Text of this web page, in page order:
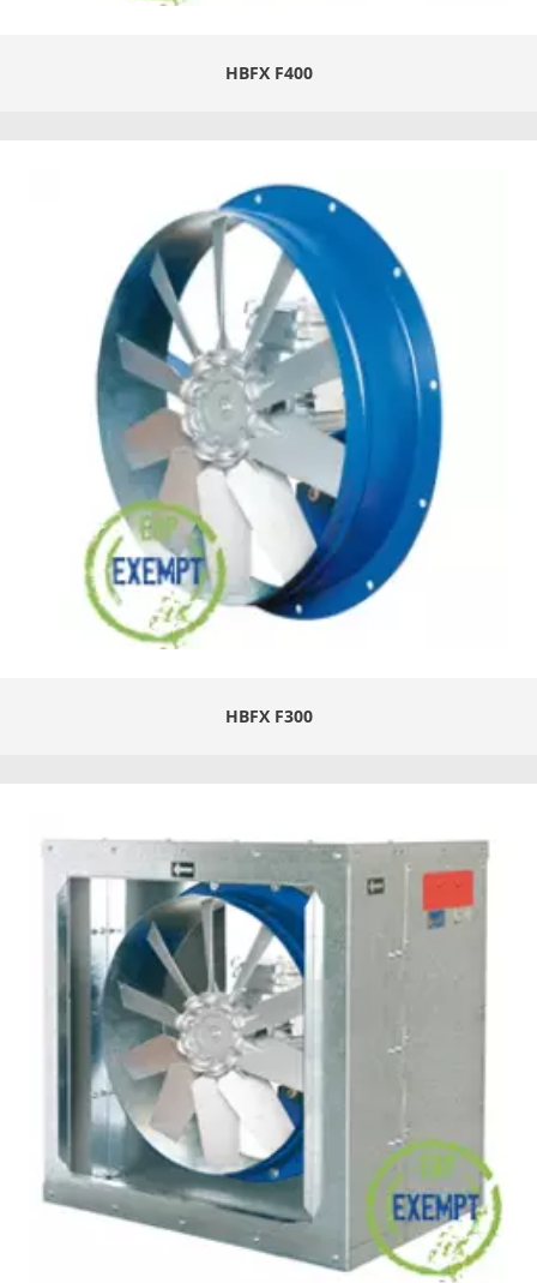
HBFX F400
HBFX F300